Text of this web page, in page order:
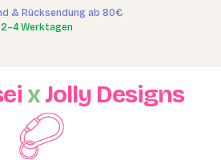
& Rücksendung ab 80€
2–4 Werktagen
xJolly Designs